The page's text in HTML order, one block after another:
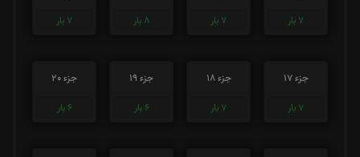
7 بار
7 بار
8 بار
7 بار
جزء 17
7 بار
جزء 18
7 بار
جزء 19
6 بار
جزء 20
6 بار